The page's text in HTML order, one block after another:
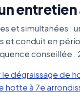
et simultanées :
et conduit en
conseillée :
le dégraissage de
hotte à 7e